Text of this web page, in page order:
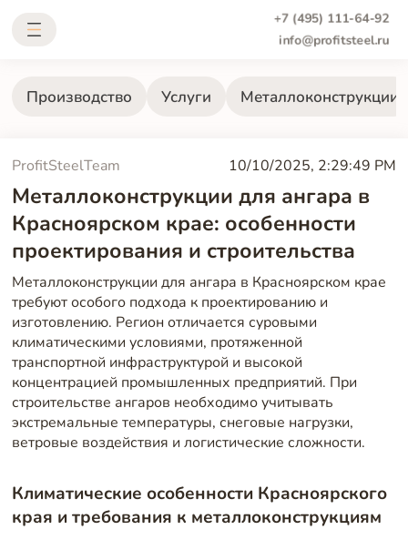
+7 (495) 111-64-92
info@profitsteel.ru
Производство Услуги Металлоконструкции
ProfitSteelTeam 10/10/2025, 2:29:49 PM
Металлоконструкции для ангара в
Красноярском крае: особенности
проектирования и строительства
Металлоконструкции для ангара в Красноярском крае
требуют особого подхода к проектированию и
изготовлению. Регион отличается суровыми
климатическими условиями, протяженной
транспортной инфраструктурой и высокой
концентрацией промышленных предприятий. При
строительстве ангаров необходимо учитывать
экстремальные температуры, снеговые нагрузки,
ветровые воздействия и логистические сложности.
Климатические особенности Красноярского
края и требования к металлоконструкциям